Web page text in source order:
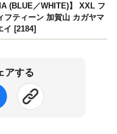
(BLUE／WHITE)】 XXL フ
フティーン 加賀山 カガヤマ
イ [2184]
アする